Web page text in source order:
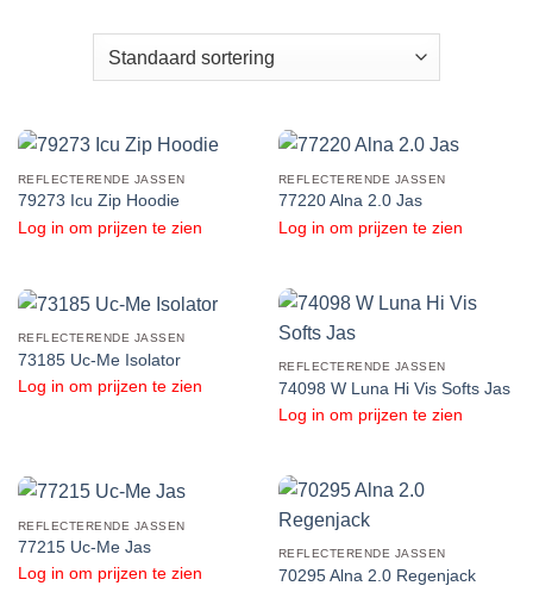
REFLECTERENDE JASSEN
79273 Icu Zip Hoodie
Log in om prijzen te zien
REFLECTERENDE JASSEN
77220 Alna 2.0 Jas
Log in om prijzen te zien
REFLECTERENDE JASSEN
73185 Uc-Me Isolator
Log in om prijzen te zien
REFLECTERENDE JASSEN
74098 W Luna Hi Vis Softs Jas
Log in om prijzen te zien
REFLECTERENDE JASSEN
77215 Uc-Me Jas
Log in om prijzen te zien
REFLECTERENDE JASSEN
70295 Alna 2.0 Regenjack